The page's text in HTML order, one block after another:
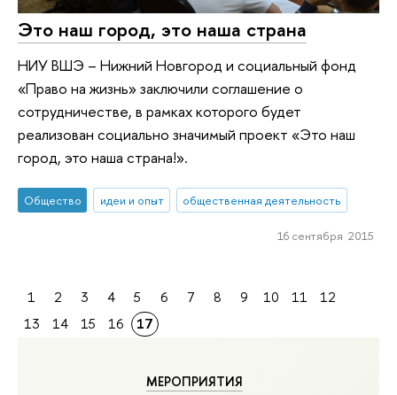
МЕРОПРИЯТИЯ
Это наш город, это наша страна
НИУ ВШЭ – Нижний Новгород и социальный фонд
«Право на жизнь» заключили соглашение о
сотрудничестве, в рамках которого будет
реализован социально значимый проект «Это наш
город, это наша страна!».
Общество идеи и опыт общественная деятельность
16 сентября 2015
1 2 3 4 5 6 7 8 9 10 11
12
13
14 15 16 17